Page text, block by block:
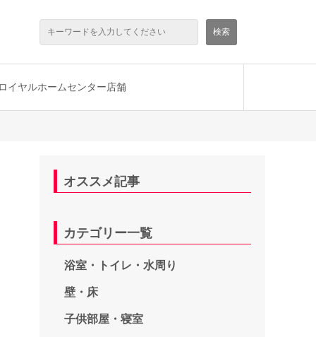
イヤルホームセンター店舗
オススメ記事
カテゴリー一覧
浴室・トイレ・水周り
壁・床
子供部屋・寝室